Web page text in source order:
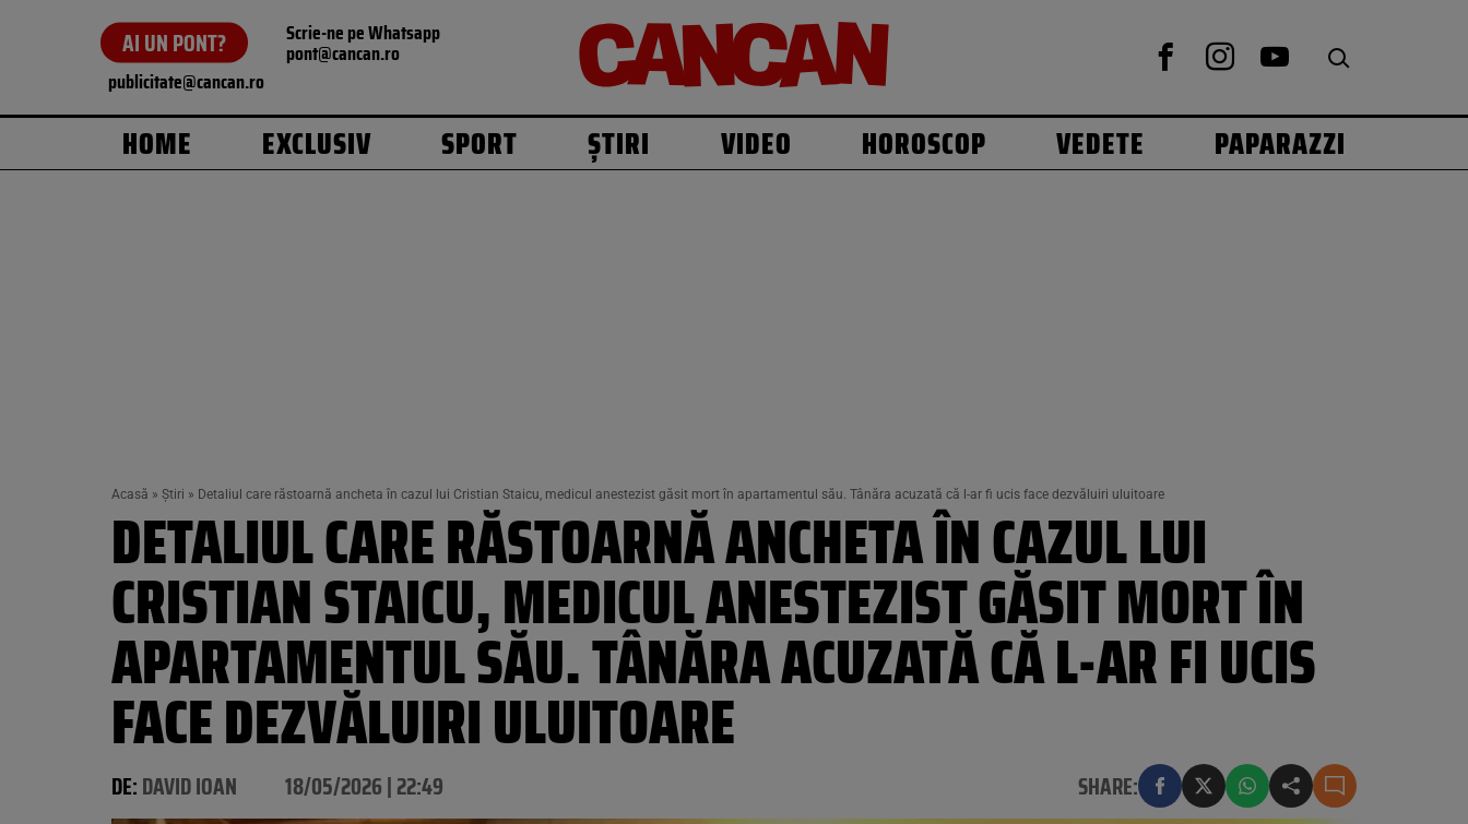
AI UN PONT? Scrie-ne pe Whatsapp
pont@cancan.ro
publicitate@cancan.ro
HOME EXCLUSIV SPORT ȘTIRI VIDEO HOROSCOP VEDETE PAPARAZZI
Acasă » Știri » Detaliul care răstoarnă ancheta în cazul lui Cristian Staicu, medicul anestezist găsit mort în apartamentul său. Tânăra acuzată că l-ar fi ucis face dezvăluiri uluitoare
DETALIUL CARE RĂSTOARNĂ ANCHETA ÎN CAZUL LUI
CRISTIAN STAICU, MEDICUL ANESTEZIST GĂSIT MORT ÎN
APARTAMENTUL SĂU. TÂNĂRA ACUZATĂ CĂ L-AR FI UCIS
FACE DEZVĂLUIRI ULUITOARE
DE:DAVID IOAN 18/05/2026 | 22:49 SHARE: